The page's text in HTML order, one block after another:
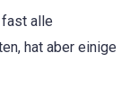
alle
hat aber einige